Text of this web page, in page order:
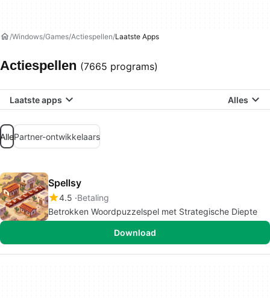
Windows Games Actiespellen Laatste Apps
Actiespellen (7665 programs)
Laatste apps Alles
AllePartner-ontwikkelaars
Spellsy
4.5 Betaling
Betrokken Woordpuzzelspel met Strategische Diepte
Download